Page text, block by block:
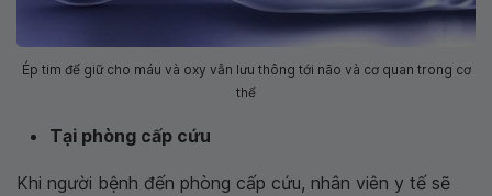
Ép tim để giữ cho máu và oxy vẫn lưu thông tới não và cơ quan trong cơ
thể
Tại phòng cấp cứu
Khi người bệnh đến phòng cấp cứu, nhân viên y tế sẽ